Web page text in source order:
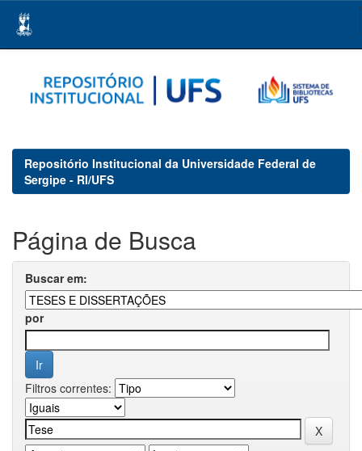
navigation
Repositório Institucional da Universidade Federal de
Sergipe - RI/UFS
Página de Busca
Buscar em:
por
Filtros correntes: